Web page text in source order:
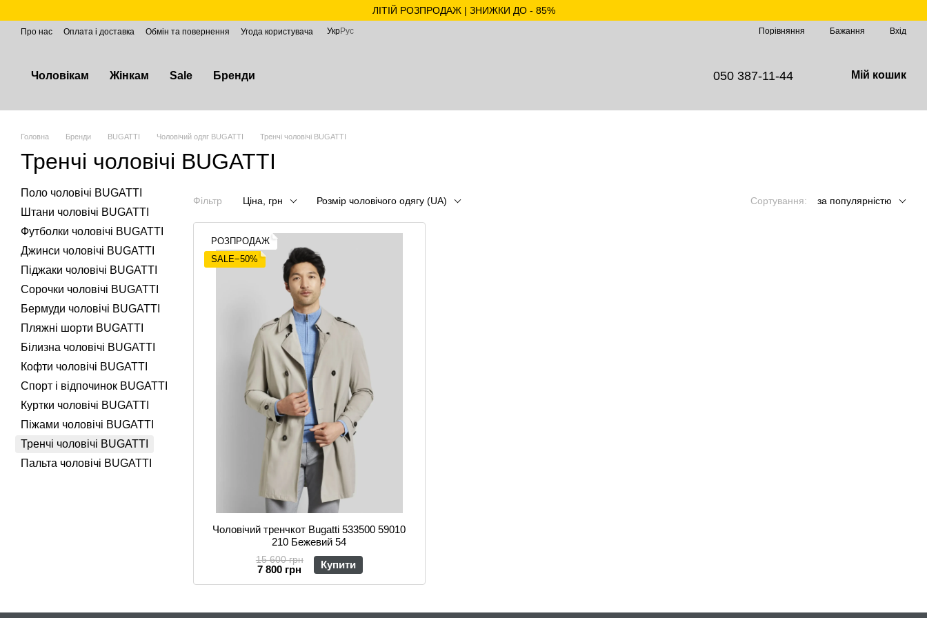
ЛІТІЙ РОЗПРОДАЖ | ЗНИЖКИ ДО - 85%
Про нас Оплата і доставка Обмін та повернення Угода користувача УкрРус Порівняння Бажання Вхід
Чоловікам Жінкам Sale Бренди 050 387-11-44 Мій кошик
Головна Бренди BUGATTІ Чоловічий одяг BUGATTI Тренчі чоловічі BUGATTI
Тренчі чоловічі BUGATTI
Фільтр Ціна, грн Розмір чоловічого одягу (UA) Сортування: за популярністю
РОЗПРОДАЖ
SALE−50%
Чоловічий тренчкот Bugatti 533500 59010
210 Бежевий 54
15 600 грн
7 800 грн Купити
Поло чоловічі BUGATTI
Штани чоловічі BUGATTI
Футболки чоловічі BUGATTI
Джинси чоловічі BUGATTI
Піджаки чоловічі BUGATTI
Сорочки чоловічі BUGATTI
Бермуди чоловічі BUGATTI
Пляжні шорти BUGATTI
Білизна чоловічі BUGATTI
Кофти чоловічі BUGATTI
Спорт і відпочинок BUGATTI
Куртки чоловічі BUGATTI
Піжами чоловічі BUGATTI
Тренчі чоловічі BUGATTI
Пальта чоловічі BUGATTI